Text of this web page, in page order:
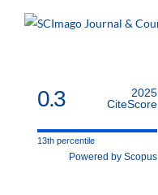
0.3
2025
CiteScore
13th percentile
Powered by Scopus